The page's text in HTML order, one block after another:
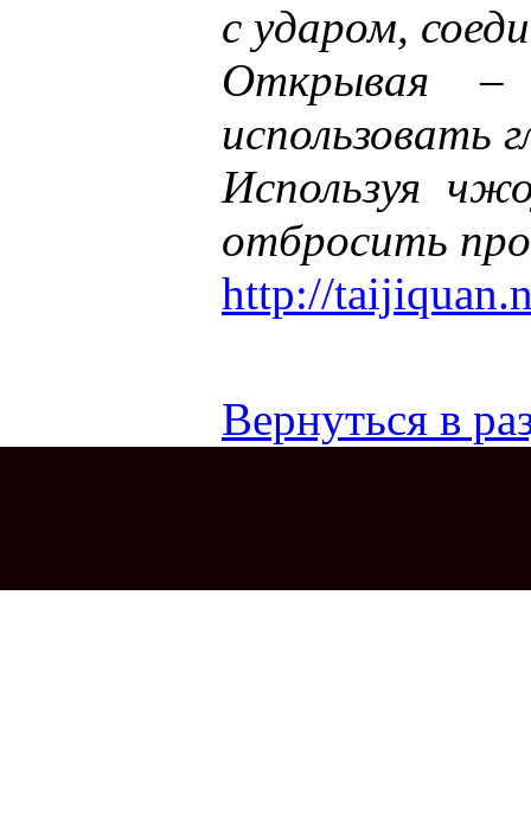
с ударом,
Открывая –
использовать
Используя
отбросить
http://
Вернуться в